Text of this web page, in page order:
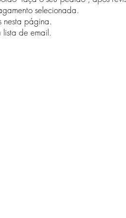
selecionada.
nesta página.​
lista de email.